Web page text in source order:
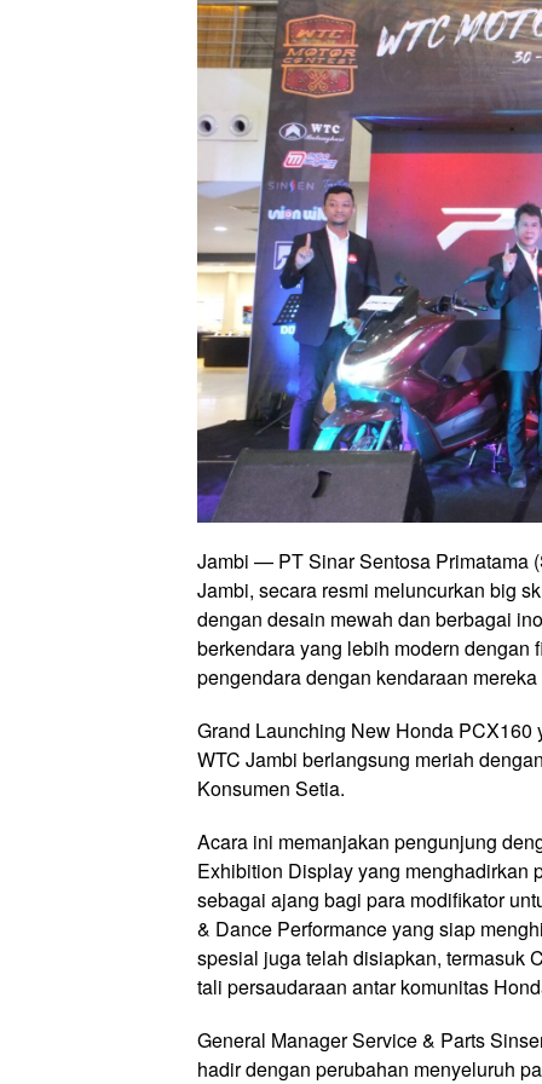
Jambi — PT Sinar Sentosa Primatama
Jambi, secara resmi meluncurkan big
dengan desain mewah dan berbagai
berkendara yang lebih modern
pengendara dengan kendaraan
Grand Launching New Honda
WTC Jambi berlangsung meriah
Konsumen Setia.
Acara ini memanjakan pengunjung
Exhibition Display yang menghadirkan
sebagai ajang bagi para modifikator
& Dance Performance yang siap
spesial juga telah disiapkan, termasuk
tali persaudaraan antar komunitas
General Manager Service & Parts
hadir dengan perubahan menyeluruh